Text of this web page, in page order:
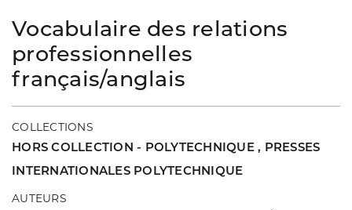
Vocabulaire des relations
professionnelles
français/anglais
COLLECTIONS
HORS COLLECTION - POLYTECHNIQUE , PRESSES
INTERNATIONALES POLYTECHNIQUE
AUTEURS